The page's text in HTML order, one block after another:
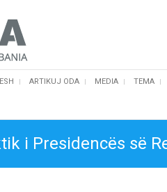
ARTIKUJ ODA MEDIA TEMA
i Presidencës së